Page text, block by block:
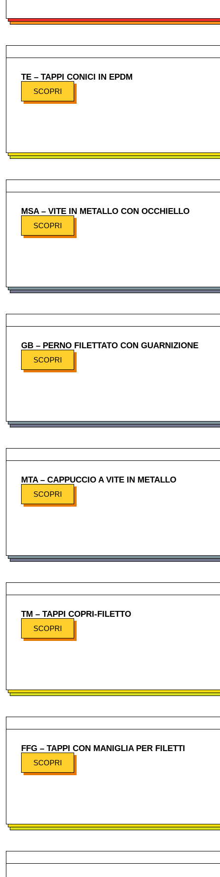
TE – TAPPI CONICI IN EPDM
SCOPRI
MSA – VITE IN METALLO CON OCCHIELLO
SCOPRI
GB – PERNO FILETTATO CON GUARNIZIONE
SCOPRI
MTA – CAPPUCCIO A VITE IN METALLO
SCOPRI
TM – TAPPI COPRI-FILETTO
SCOPRI
FFG – TAPPI CON MANIGLIA PER FILETTI
SCOPRI